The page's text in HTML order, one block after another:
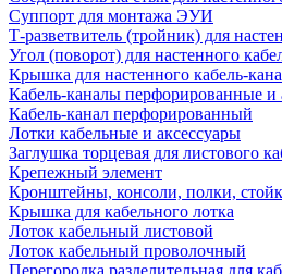
Суппорт для монтажа ЭУИ
Т-разветвитель (тройник) для
Угол (поворот) для настенного
Крышка для настенного кабель-
Кабель-каналы перфорированные и
Кабель-канал перфорированный
Лотки кабельные и аксессуары
Заглушка торцевая для листового
Крепежный элемент
Кронштейны, консоли, полки,
Крышка для кабельного лотка
Лоток кабельный листовой
Лоток кабельный проволочный
Перегородка разделительная для